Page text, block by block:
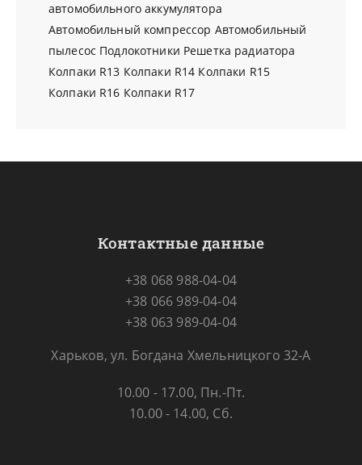
автомобильного аккумулятора
Автомобильный компрессор Автомобильный
пылесос Подлокотники Решетка радиатора
Колпаки R13 Колпаки R14 Колпаки R15
Колпаки R16 Колпаки R17
Контактные данные
+38 068 988-04-04
+38 066 989-04-04
+38 063 989-04-04
Харьков, ул. Богдана Хмельницкого 32-А
10.00 - 17.00, Пн.-Пт.
10.00 - 14.00, Сб.